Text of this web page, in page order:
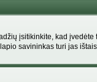
įsitikinkite, kad
savininkas turi jas